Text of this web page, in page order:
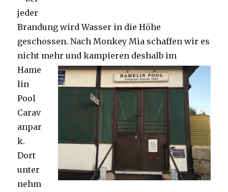
jeder
Brandung wird Wasser in die Höhe
geschossen. Nach Monkey Mia schaffen wir es
nicht mehr und kampieren deshalb im
Hame
lin
Pool
Carav
anpar
k.
Dort
unter
nehm